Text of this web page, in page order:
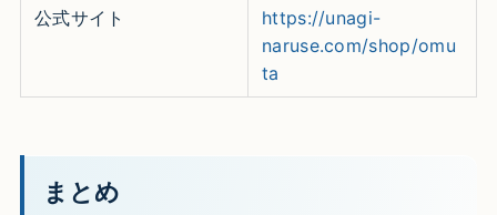
公式サイト
https://unagi-
naruse.com/shop/omu
ta
まとめ